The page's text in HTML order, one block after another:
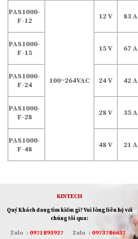
PAS1000-
F-12
100~264VAC
12 V 83 A
PAS1000-
F-15
15 V 67 A
PAS1000-
F-24
24 V 42 A
PAS1000-
F-28
28 V 35 A
PAS1000-
F-48
48 V 21 A
KINTECH
Quý Khách đang tìm kiếm gì? Vui lòng liên hệ với
chúng tôi qua:
Zalo : 0971893927 Zalo : 0973786637